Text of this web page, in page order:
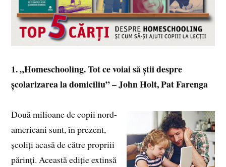
1. „Homeschooling. Tot ce voiai să știi despre
școlarizarea la domiciliu” – John Holt, Pat Farenga
Două milioane de copii nord-
americani sunt, în prezent,
școliți acasă de către propriii
părinți. Această ediție extinsă